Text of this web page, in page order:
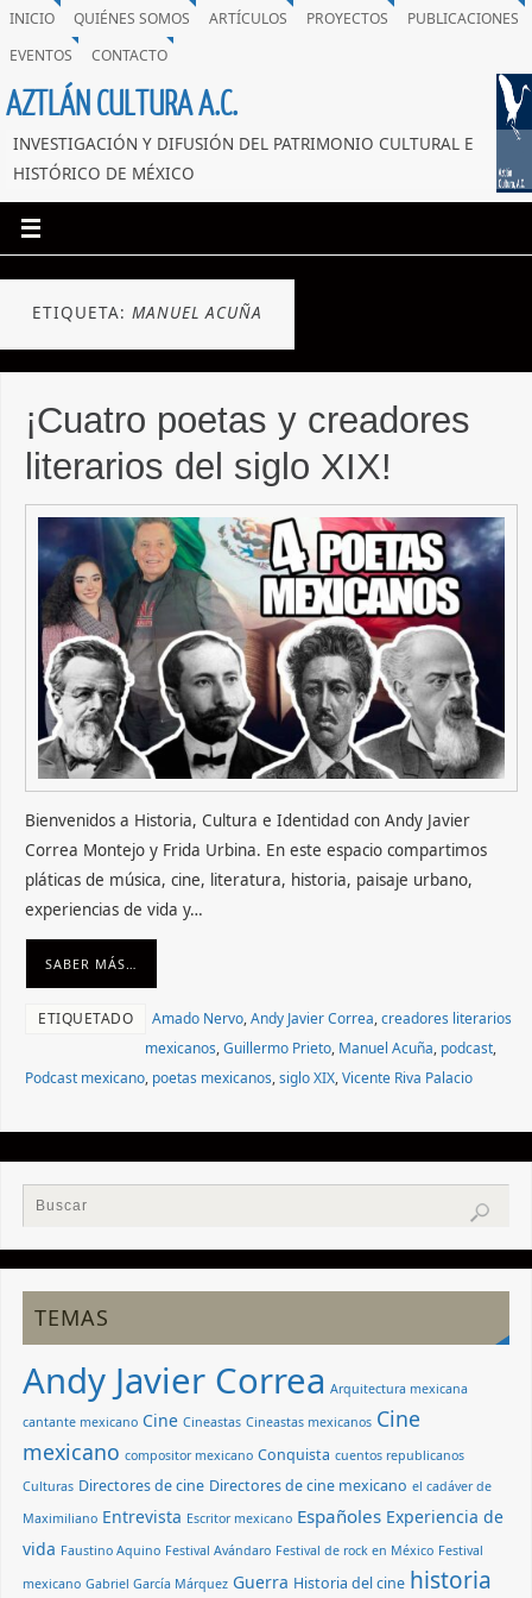
INICIO QUIÉNES SOMOS ARTÍCULOS PROYECTOS
PUBLICACIONES
EVENTOS
CONTACTO
AZTLÁN CULTURA A.C.
INVESTIGACIÓN Y DIFUSIÓN DEL PATRIMONIO CULTURAL E
HISTÓRICO DE MÉXICO
ETIQUETA: MANUEL ACUÑA
¡Cuatro poetas y creadores
literarios del siglo XIX!
Bienvenidos a Historia, Cultura e Identidad con Andy Javier
Correa Montejo y Frida Urbina. En este espacio compartimos
pláticas de música, cine, literatura, historia, paisaje urbano,
experiencias de vida y…
SABER MÁS…
ETIQUETADO Amado Nervo,Andy Javier Correa,creadores literarios
mexicanos,Guillermo Prieto, Manuel Acuña, podcast,
Podcast mexicano, poetas mexicanos,siglo XIX,Vicente Riva Palacio
TEMAS
Andy Javier Correa Arquitectura mexicana
cantante mexicano Cine Cineastas Cineastas mexicanos Cine
mexicano compositor mexicano Conquista cuentos republicanos
Culturas Directores de cine Directores de cine mexicano el cadáver de
Maximiliano Entrevista Escritor mexicano Españoles Experiencia de
vida Faustino Aquino Festival Avándaro Festival de rock en México Festival
mexicano Gabriel García Márquez Guerra Historia del cine historia